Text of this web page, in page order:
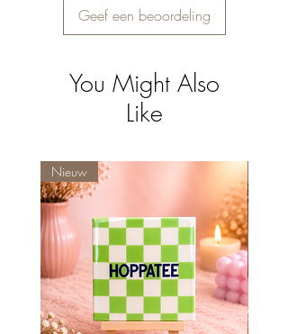
Geef een beoordeling
You Might Also
Like
Nieuw